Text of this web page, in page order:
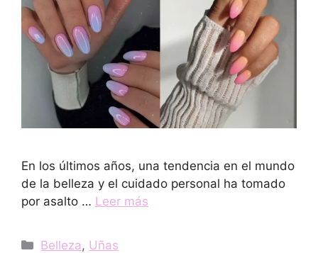
En los últimos años, una tendencia en el mundo
de la belleza y el cuidado personal ha tomado
por asalto … Leer más
Categorías
Belleza , Uñas